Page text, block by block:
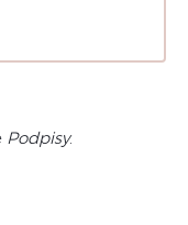
Podpisy.